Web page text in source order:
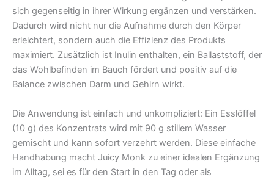
sich gegenseitig in ihrer Wirkung ergänzen und verstärken.
Dadurch wird nicht nur die Aufnahme durch den Körper
erleichtert, sondern auch die Effizienz des Produkts
maximiert. Zusätzlich ist Inulin enthalten, ein Ballaststoff, der
das Wohlbefinden im Bauch fördert und positiv auf die
Balance zwischen Darm und Gehirn wirkt.
Die Anwendung ist einfach und unkompliziert: Ein Esslöffel
(10 g) des Konzentrats wird mit 90 g stillem Wasser
gemischt und kann sofort verzehrt werden. Diese einfache
Handhabung macht Juicy Monk zu einer idealen Ergänzung
im Alltag, sei es für den Start in den Tag oder als